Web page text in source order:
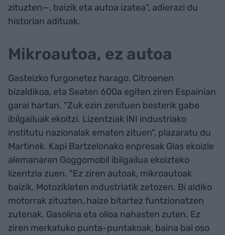
zituzten—, baizik eta autoa izatea", adierazi du
historian adituak.
Mikroautoa, ez autoa
Gasteizko furgonetez harago, Citroenen
bizaldikoa, eta Seaten 600a egiten ziren Espainian
garai hartan. "Zuk ezin zenituen besterik gabe
ibilgailuak ekoitzi. Lizentziak INI industriako
institutu nazionalak ematen zituen", plazaratu du
Martinek. Kapi Bartzelonako enpresak Glas ekoizle
alemanaren Goggomobil ibilgailua ekoizteko
lizentzia zuen. "Ez ziren autoak, mikroautoak
baizik. Motozikleten industriatik zetozen. Bi aldiko
motorrak zituzten, haize bitartez funtzionatzen
zutenak. Gasolina eta olioa nahasten zuten. Ez
ziren merkatuko punta-puntakoak, baina bai oso